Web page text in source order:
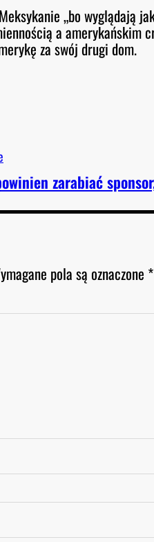
„bo wyglądają
a amerykańskim
za swój drugi dom.
zarabiać
pola są oznaczone *